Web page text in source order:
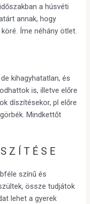
a húsvéti
annak, hogy
Íme néhány ötlet.
kihagyhatatlan, és
is, illetve előre
díszítésekor, pl előre
Mindkettőt
színű és
össze tudjátok
lehet a gyerek